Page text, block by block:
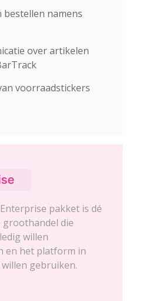
bestellen namens
over artikelen
voorraadstickers
pakket is dé
groothandel die
willen
en het platform in
gebruiken.